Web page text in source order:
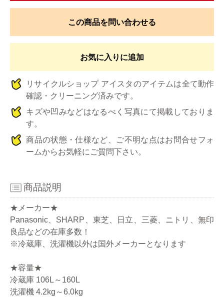
この商品を問い合わせる
お気に入りに追加
リサイクルショップ アイスタのアイテムは全て動作
確認・クリーニング済みです。
キズや凹みなどはなるべく写真にて掲載しておりま
す。
商品の状態・仕様など、ご不明な点はお問合せフォ
ームからお気軽にご質問下さい。
商品説明
★メーカー★
Panasonic、SHARP、東芝、日立、三菱、ニトリ、無印
良品などの在庫多数！
※冷蔵庫、洗濯機以外は国外メーカーとなります
★容量★
冷蔵庫 106L～160L
洗濯機 4.2kg～6.0kg